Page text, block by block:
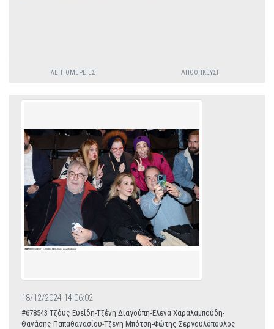
ΛΕΠΤΟΜΈΡΕΙΕΣ ΑΠΟΘΉΚΕΥΣΗ
18/12/2024 14:06:02
#678543 Τζόυς Ευείδη-Τζένη Διαγούπη-Έλενα Χαραλαμπούδη-
Θανάσης Παπαθανασίου-Τζένη Μπότση-Φώτης Σεργουλόπουλος